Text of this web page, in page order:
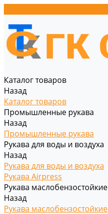
Каталог товаров
Назад
Каталог товаров
Промышленные рукава
Назад
Промышленные рукава
Рукава для воды и воздуха
Назад
Рукава для воды и воздуха
Рукава Airpress
Рукава маслобензостойкие
Назад
Рукава маслобензостойкие